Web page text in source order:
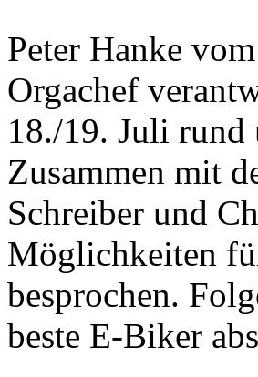
Peter Hanke
Orgachef
18./19. Juli
Zusammen mit
Schreiber und
Möglichkeiten
besprochen.
beste E-Biker